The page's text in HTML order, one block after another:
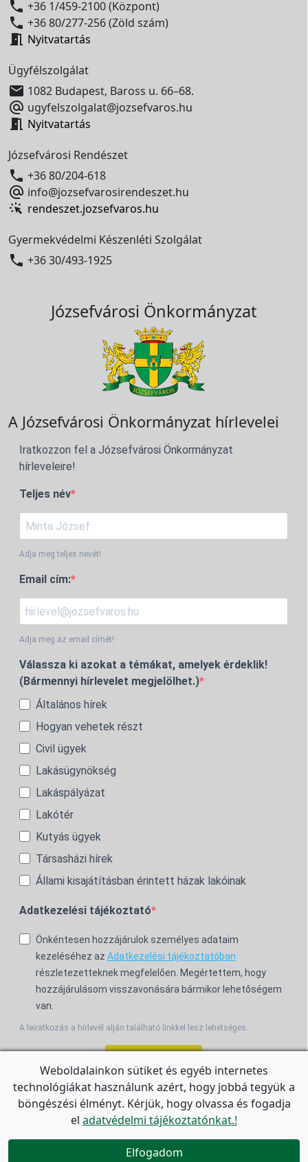
 +36 1/459-2100 (Központ)
 +36 80/277-256 (Zöld szám)
 Nyitvatartás
Ügyfélszolgálat
 1082 Budapest, Baross u. 66–68.
 ugyfelszolgalat@jozsefvaros.hu
 Nyitvatartás
Józsefvárosi Rendészet
 +36 80/204-618
 info@jozsefvarosirendeszet.hu
rendeszet.jozsefvaros.hu
Gyermekvédelmi Készenléti Szolgálat
 +36 30/493-1925
Józsefvárosi Önkormányzat
A Józsefvárosi Önkormányzat hírlevelei
Iratkozzon fel a Józsefvárosi Önkormányzat
hírleveleire!
Teljes név
Adja meg teljes nevét!
Email cím:
Adja meg az email címét!
Válassza ki azokat a témákat, amelyek érdeklik!
(Bármennyi hírlevelet megjelölhet.)
Általános hírek
Hogyan vehetek részt
Civil ügyek
Lakásügynökség
Lakáspályázat
Lakótér
Kutyás ügyek
Társasházi hírek
Állami kisajátításban érintett házak lakóinak
Adatkezelési tájékoztató
Önkéntesen hozzájárulok személyes adataim
kezeléséhez az Adatkezelési tájékoztatóban
részletezetteknek megfelelően. Megértettem, hogy
hozzájárulásom visszavonására bármikor lehetőségem
van.
A leiratkozás a hírlevél alján található linkkel lesz lehetséges.
For the English Newsletter, clickHERE.

Weboldalainkon sütiket és egyéb internetes
technológiákat használunk azért, hogy jobbá tegyük a
böngészési élményt. Kérjük, hogy olvassa és fogadja
el adatvédelmi tájékoztatónkat.!
Elfogadom